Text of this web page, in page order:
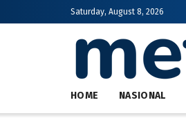
Saturday, August 8, 2026
HOME NASIONAL